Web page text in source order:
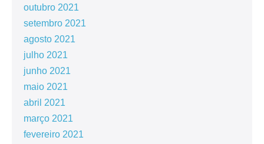
outubro 2021
setembro 2021
agosto 2021
julho 2021
junho 2021
maio 2021
abril 2021
março 2021
fevereiro 2021